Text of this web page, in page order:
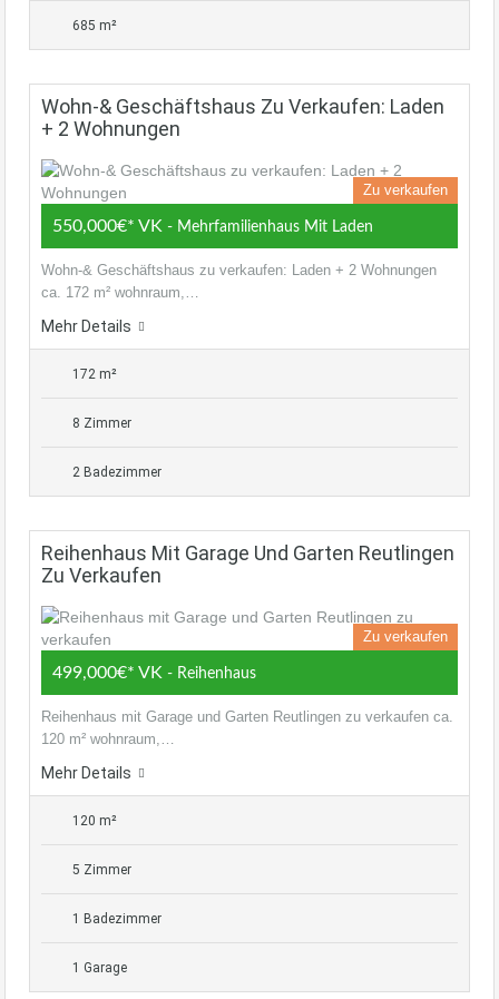
685 m²
Wohn-& Geschäftshaus Zu Verkaufen: Laden
+ 2 Wohnungen
Zu verkaufen
550,000€* VK - Mehrfamilienhaus Mit Laden
Wohn-& Geschäftshaus zu verkaufen: Laden + 2 Wohnungen
ca. 172 m² wohnraum,…
Mehr Details
172 m²
8 Zimmer
2 Badezimmer
Reihenhaus Mit Garage Und Garten Reutlingen
Zu Verkaufen
Zu verkaufen
499,000€* VK - Reihenhaus
Reihenhaus mit Garage und Garten Reutlingen zu verkaufen ca.
120 m² wohnraum,…
Mehr Details
120 m²
5 Zimmer
1 Badezimmer
1 Garage